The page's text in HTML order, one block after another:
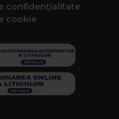
confidențialitate
cookie